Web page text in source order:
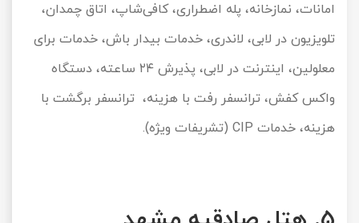
امانات، نمازخانه، پله اضطراری، کافیشاپ، اتاق چمدان،
تلویزیون در لابی، لاندری، خدمات بیدار باش، خدمات برای
معلولین، اینترنت در لابی، پذیرش ۲۴ ساعته، دستگاه
واکس کفش، ترانسفر رفت با هزینه، ترانسفر برگشت با
هزینه، خدمات CIP (تشریفات ویژه).